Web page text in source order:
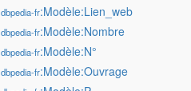
dbpedia-fr:Modèle:Lien_web
dbpedia-fr:Modèle:Nombre
dbpedia-fr:Modèle:N°
dbpedia-fr:Modèle:Ouvrage